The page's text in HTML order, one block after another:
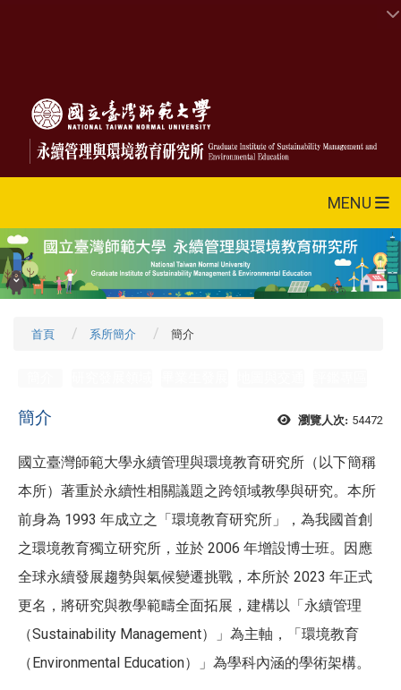
MENU
首頁 系所簡介 簡介
瀏覽人次: 54472
簡介
國立臺灣師範大學永續管理與環境教育研究所（以下簡稱
本所）著重於永續性相關議題之跨領域教學與研究。本所
前身為 1993 年成立之「環境教育研究所」，為我國首創
之環境教育獨立研究所，並於 2006 年增設博士班。因應
全球永續發展趨勢與氣候變遷挑戰，本所於 2023 年正式
更名，將研究與教學範疇全面拓展，建構以「永續管理
（Sustainability Management）」為主軸，「環境教育
（Environmental Education）」為學科內涵的學術架構。